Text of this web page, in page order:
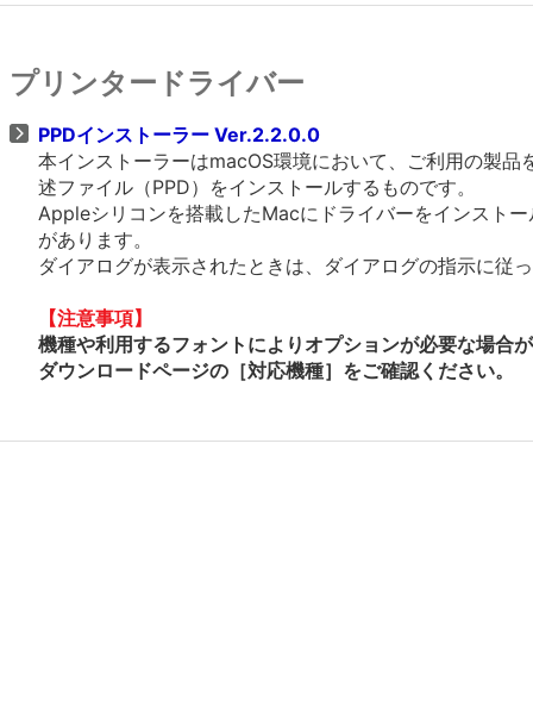
プリンタードライバー
PPDインストーラー Ver.2.2.0.0
本インストーラーはmacOS環境において、ご利用の製
述ファイル（PPD）をインストールするものです。
Appleシリコンを搭載したMacにドライバーをインスト
があります。
ダイアログが表示されたときは、ダイアログの指示に従
【注意事項】
機種や利用するフォントによりオプションが必要な場合
ダウンロードページの［対応機種］をご確認ください。